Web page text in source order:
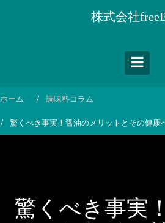
ス
ッ
株式会社
ホーム 調味料コラム
驚くべき事実！醤油のメリットとその健康
驚くべき事実